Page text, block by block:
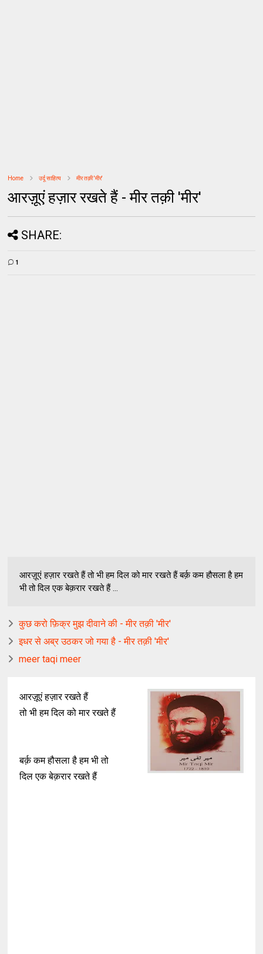
Home उर्दू साहित्‍य मीर तक़ी 'मीर'
आरज़ूएं हज़ार रखते हैं - मीर तक़ी 'मीर'
SHARE:
1
आरज़ूएं हज़ार रखते हैं तो भी हम दिल को मार रखते हैं बर्क़ कम हौसला है हम
भी तो दिल एक बेक़रार रखते हैं ...
कुछ करो फ़िक्र मुझ दीवाने की - मीर तक़ी 'मीर'
इधर से अब्र उठकर जो गया है - मीर तक़ी 'मीर'
meer taqi meer
आरज़ूएं हज़ार रखते हैं
तो भी हम दिल को मार रखते हैं
बर्क़ कम हौसला है हम भी तो
दिल एक बेक़रार रखते हैं